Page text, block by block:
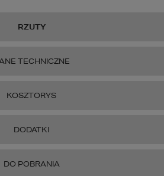
RZUTY
TECHNICZNE
KOSZTORYS
DODATKI
DO POBRANIA